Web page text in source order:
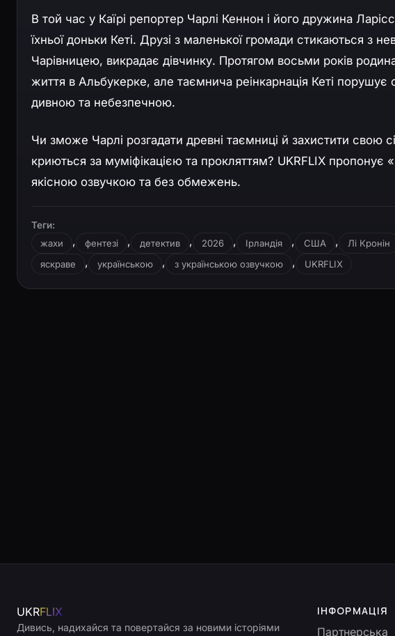
В той час у Каїрі репортер Чарлі Кеннон і його дружина
їхньої доньки Кеті. Друзі з маленької громади стикаються з
Чарівницею, викрадає дівчинку. Протягом восьми років
життя в Альбукерке, але таємнича реінкарнація Кеті порушує
дивною та небезпечною.
Чи зможе Чарлі розгадати древні таємниці й захистити свою
криються за муміфікацією та прокляттям? UKRFLIX
якісною озвучкою та без обмежень.
Теги:
жахи
, фентезі , детектив , 2026 , Ірландія , США , Лі Кронін
яскраве , українською , з українською озвучкою , UKRFLIX
UKRFLIX
Дивись, надихайся та повертайся за новими історіями
ІНФОРМАЦІЯ
Партнерська